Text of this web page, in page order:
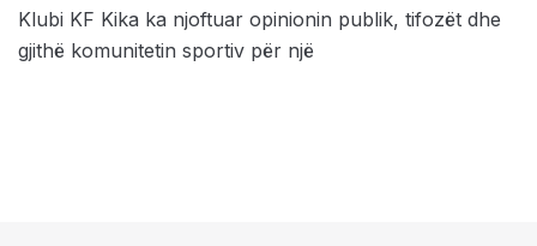
Klubi KF Kika ka njoftuar opinionin publik, tifozët dhe
gjithë komunitetin sportiv për një